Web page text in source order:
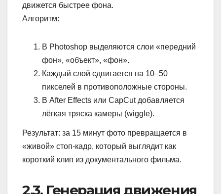
движется быстрее фона.
Алгоритм:
В Photoshop выделяются слои «передний
фон», «объект», «фон».
Каждый слой сдвигается на 10–50
пикселей в противоположные стороны.
В After Effects или CapCut добавляется
лёгкая тряска камеры (wiggle).
Результат: за 15 минут фото превращается в
«живой» стоп-кадр, который выглядит как
короткий клип из документального фильма.
2.3. Генерация движения